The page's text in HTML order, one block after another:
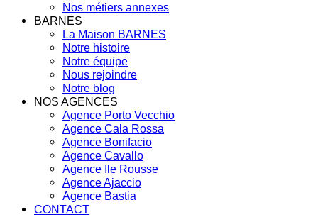
Nos métiers annexes
BARNES
La Maison BARNES
Notre histoire
Notre équipe
Nous rejoindre
Notre blog
NOS AGENCES
Agence Porto Vecchio
Agence Cala Rossa
Agence Bonifacio
Agence Cavallo
Agence Ile Rousse
Agence Ajaccio
Agence Bastia
CONTACT